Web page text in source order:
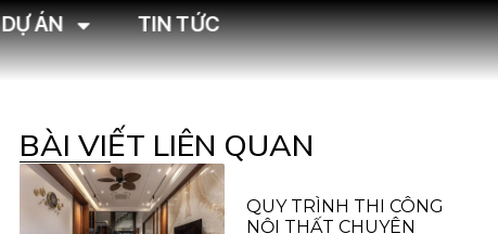
DỰ ÁN TIN TỨC
BÀI VIẾT LIÊN QUAN
QUY TRÌNH THI CÔNG
NỘI THẤT CHUYÊN